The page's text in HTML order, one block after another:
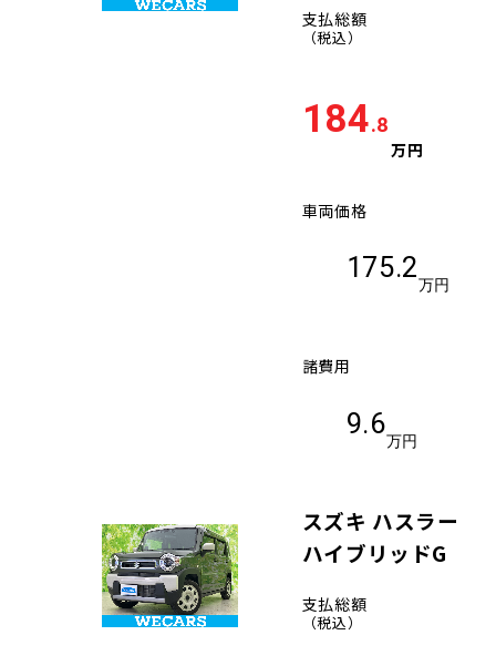
支払総額
（税込）
184.8
万円
車両価格
175.2
万円
諸費用
9.6
万円
スズキ ハスラー
ハイブリッドG
支払総額
（税込）